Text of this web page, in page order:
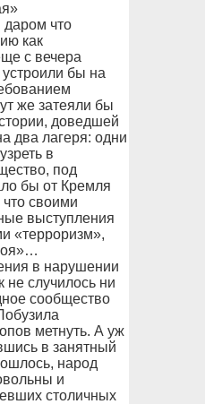
даром что
как
с вечера
бы на
же затеяли бы
доведшей
два лагеря: одни
в
под
бы от Кремля
своими
выступления
«терроризм»,
в нарушении
не случилось ни
сообщество
метнуть. А уж
в занятный
народ
и
столичных